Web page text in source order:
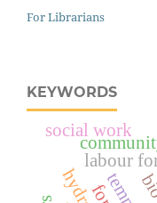
For Librarians
KEYWORDS
labour
social work